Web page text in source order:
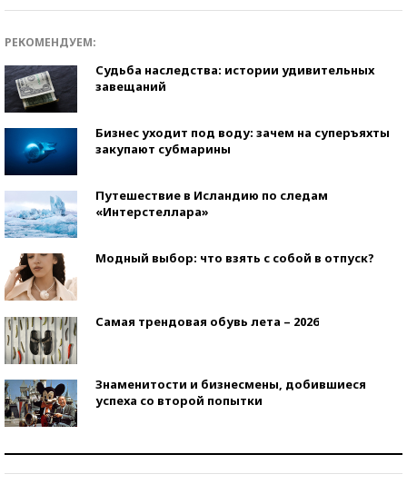
РЕКОМЕНДУЕМ:
Судьба наследства: истории удивительных
завещаний
Бизнес уходит под воду: зачем на суперъяхты
закупают субмарины
Путешествие в Исландию по следам
«Интерстеллара»
Модный выбор: что взять с собой в отпуск?
Самая трендовая обувь лета – 2026
Знаменитости и бизнесмены, добившиеся
успеха со второй попытки